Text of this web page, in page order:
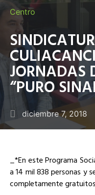
Centro
JORNADAS
“PURO
diciembre 7, 2018
_*En este Programa
a 14 mil 838 personas y
completamente gratuitos_